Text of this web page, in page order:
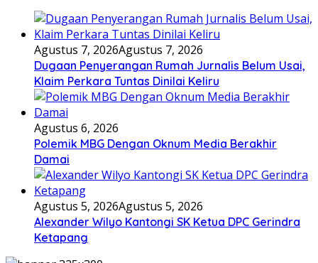
Agustus 7, 2026Agustus 7, 2026
Dugaan Penyerangan Rumah Jurnalis Belum Usai,
Klaim Perkara Tuntas Dinilai Keliru
Agustus 6, 2026
Polemik MBG Dengan Oknum Media Berakhir
Damai
Agustus 5, 2026Agustus 5, 2026
Alexander Wilyo Kantongi SK Ketua DPC Gerindra
Ketapang